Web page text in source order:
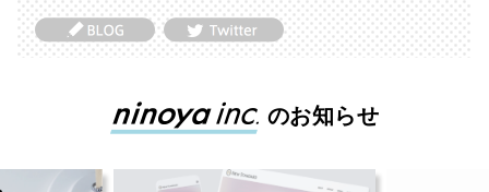
のお知らせ